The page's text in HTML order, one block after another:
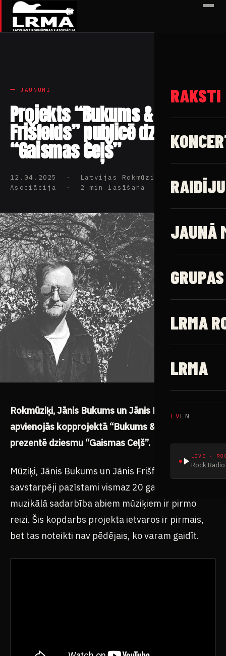
✕
RAKSTI
JAUNĀ
GRUPAS
LRMA
LRMA
LVEN
LIVE ·
Rock
JAUNUMI
Projekts “Bukums &
Frišfelds” publicē dziesmu
“Gaismas Ceļš”
12.04.2025 · Latvijas Rokmūzikas
Asociācija · 2 min lasīšana
Rokmūziķi, Jānis Bukums un Jānis Frišfelds,
apvienojās kopprojektā “Bukums & Frišfelds” un
prezentē dziesmu “Gaismas Ceļš”.
Mūziķi, Jānis Bukums un Jānis Frišfelds, ir
savstarpēji pazīstami vismaz 20 gadus, bet
muzikālā sadarbība abiem mūziķiem ir pirmo
reizi. Šis kopdarbs projekta ietvaros ir pirmais,
bet tas noteikti nav pēdējais, ko varam gaidīt.